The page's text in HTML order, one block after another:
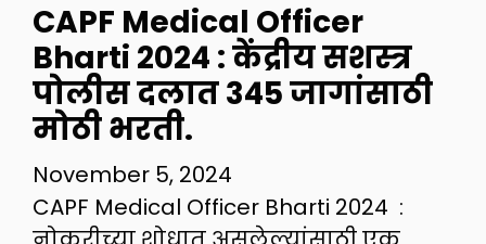
CAPF Medical Officer
Bharti 2024 : केंद्रीय सशस्त्र
पोलीस दलात 345 जागांसाठी
मोठी भरती.
November 5, 2024
CAPF Medical Officer Bharti 2024 :